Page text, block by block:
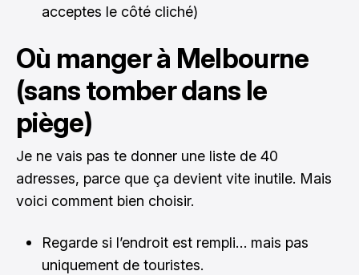
acceptes le côté cliché)
Où manger à Melbourne
(sans tomber dans le
piège)
Je ne vais pas te donner une liste de 40
adresses, parce que ça devient vite inutile. Mais
voici comment bien choisir.
Regarde si l’endroit est rempli… mais pas
uniquement de touristes.